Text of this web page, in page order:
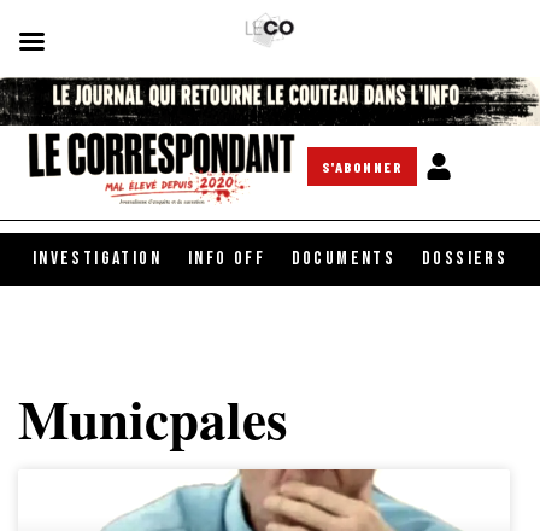
S'ABONNER
INVESTIGATION INFO OFF DOCUMENTS DOSSIERS
Municpales